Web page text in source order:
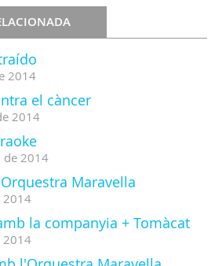
2014
el càncer
2014
de 2014
Maravella
2014
la companyia + Tomàcat
2014